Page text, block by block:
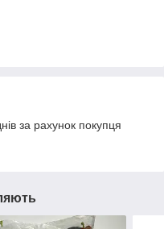
за рахунок покупця